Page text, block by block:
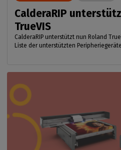
CalderaRIP
TrueVIS
CalderaRIP unterstützt nun Roland
Liste der unterstützten